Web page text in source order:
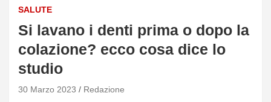
SALUTE
Si lavano i denti prima o dopo la
colazione? ecco cosa dice lo
studio
30 Marzo 2023 Redazione